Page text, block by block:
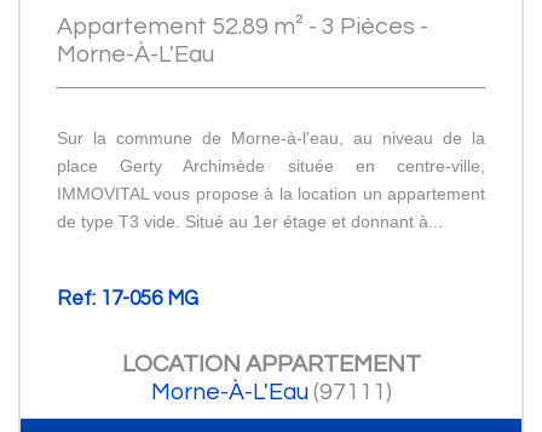
Appartement 52.89 m² - 3 Pièces -
Morne-À-L'Eau
Sur la commune de Morne-à-l'eau, au niveau de la
place Gerty Archimède située en centre-ville,
IMMOVITAL vous propose à la location un appartement
de type T3 vide. Situé au 1er étage et donnant à...
Ref: 17-056 MG
LOCATION APPARTEMENT
Morne-À-L'Eau (97111)